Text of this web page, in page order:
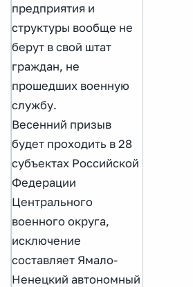
предприятия и
структуры вообще не
берут в свой штат
граждан, не
прошедших военную
службу.
Весенний призыв
будет проходить в 28
субъектах Российской
Федерации
Центрального
военного округа,
исключение
составляет Ямало-
Ненецкий автономный